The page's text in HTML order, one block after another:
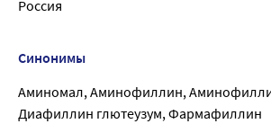
Россия
Синонимы
Аминомал, Аминофиллин,
Диафиллин глютеузум, Фармафиллин